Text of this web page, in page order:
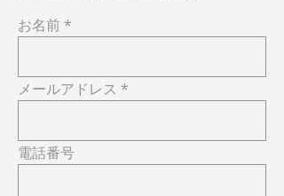
お名前
メールアドレス
電話番号